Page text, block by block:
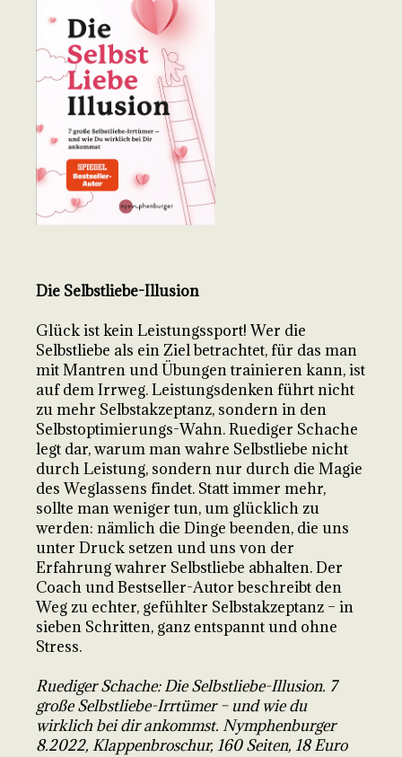
Die Selbstliebe-Illusion
Glück ist kein Leistungssport! Wer die
Selbstliebe als ein Ziel betrachtet, für das man
mit Mantren und Übungen trainieren kann, ist
auf dem Irrweg. Leistungsdenken führt nicht
zu mehr Selbstakzeptanz, sondern in den
Selbstoptimierungs-Wahn. Ruediger Schache
legt dar, warum man wahre Selbstliebe nicht
durch Leistung, sondern nur durch die Magie
des Weglassens findet. Statt immer mehr,
sollte man weniger tun, um glücklich zu
werden: nämlich die Dinge beenden, die uns
unter Druck setzen und uns von der
Erfahrung wahrer Selbstliebe abhalten. Der
Coach und Bestseller-Autor beschreibt den
Weg zu echter, gefühlter Selbstakzeptanz – in
sieben Schritten, ganz entspannt und ohne
Stress.
Ruediger Schache: Die Selbstliebe-Illusion. 7
große Selbstliebe-Irrtümer – und wie du
wirklich bei dir ankommst. Nymphenburger
8.2022, Klappenbroschur, 160 Seiten, 18 Euro